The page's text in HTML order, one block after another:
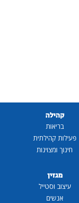
קהילה
בריאות
פעילות קהילתית
חינוך ומצוינות
מגזין
עיצוב וסטייל
אנשים